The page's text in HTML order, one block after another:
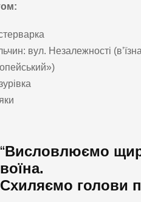
вул. Незалежності
“Висловлюємо
воїна.
Схиляємо голови